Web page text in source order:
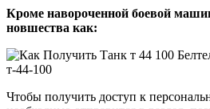
Кроме навороченной боевой
новшества как:
Чтобы получить доступ к